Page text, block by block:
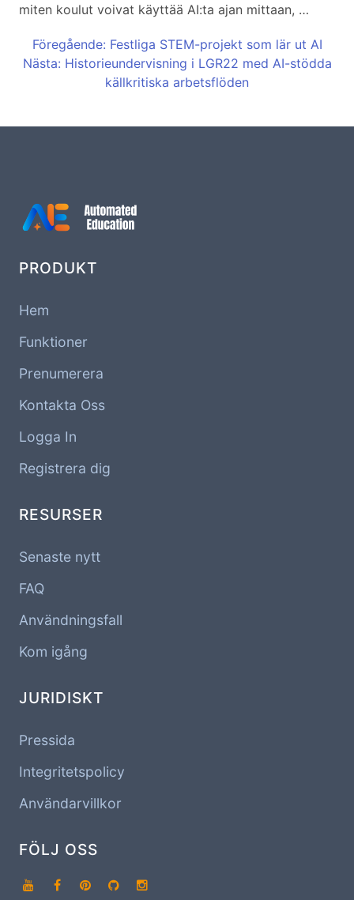
miten koulut voivat käyttää AI:ta ajan mittaan, …
Föregående: Festliga STEM-projekt som lär ut AI
Nästa: Historieundervisning i LGR22 med AI-stödda
källkritiska arbetsflöden
PRODUKT
Hem
Funktioner
Prenumerera
Kontakta Oss
Logga In
Registrera dig
RESURSER
Senaste nytt
FAQ
Användningsfall
Kom igång
JURIDISKT
Pressida
Integritetspolicy
Användarvillkor
FÖLJ OSS